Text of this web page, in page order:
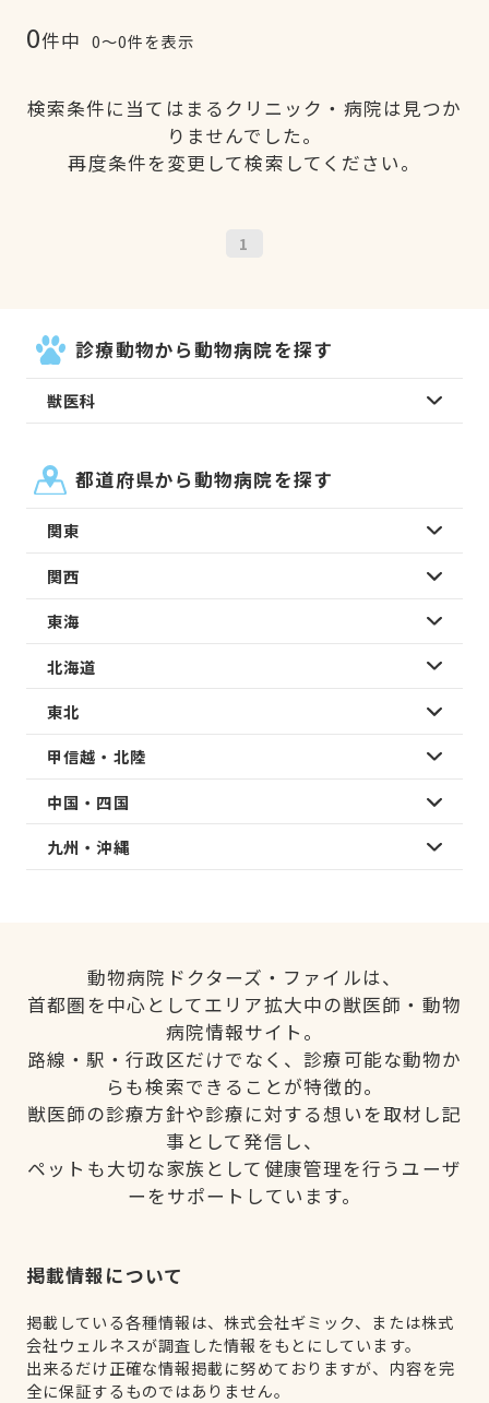
0件中 0〜0件を表示
検索条件に当てはまるクリニック・病院は見つか
りませんでした。
再度条件を変更して検索してください。
1
診療動物から動物病院を探す
獣医科
都道府県から動物病院を探す
関東
関西
東海
北海道
東北
甲信越・北陸
中国・四国
九州・沖縄
動物病院ドクターズ・ファイルは、
首都圏を中心としてエリア拡大中の獣医師・動物
病院情報サイト。
路線・駅・行政区だけでなく、診療可能な動物か
らも検索できることが特徴的。
獣医師の診療方針や診療に対する想いを取材し記
事として発信し、
ペットも大切な家族として健康管理を行うユーザ
ーをサポートしています。
掲載情報について
掲載している各種情報は、株式会社ギミック、または株式
会社ウェルネスが調査した情報をもとにしています。
出来るだけ正確な情報掲載に努めておりますが、内容を完
全に保証するものではありません。